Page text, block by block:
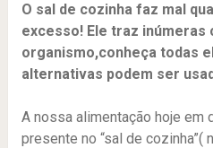
O sal de cozinha faz mal
excesso! Ele traz inúmeras
organismo,conheça todas
alternativas podem ser
A nossa alimentação hoje em
presente no “sal de cozinha”(